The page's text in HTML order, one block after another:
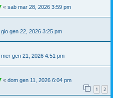
« sab mar 28, 2026 3:59 pm
gio gen 22, 2026 3:25 pm
mer gen 21, 2026 4:51 pm
« dom gen 11, 2026 6:04 pm
1 2